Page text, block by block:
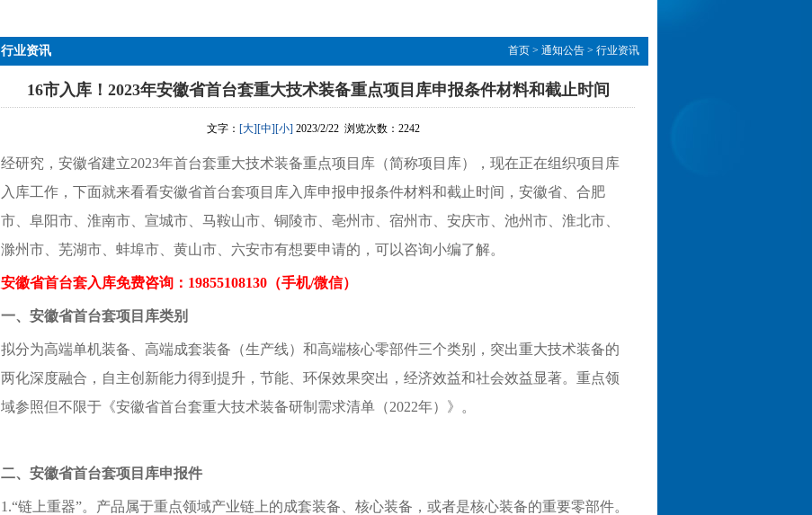
首页 > 通知公告 > 行业资讯
行业资讯
16市入库！2023年安徽省首台套重大技术装备重点项目库申报条件材料和截止时间
文字： [大][中][小] 2023/2/22 浏览次数：2242
经研究， 安徽省建立2023年首台套重大技术装备重点项目库（简称项目库）， 现在正在组织项目库
入库工作，下面就来看看安徽省首台套项目库入库申报申报条件材料和截止时间， 安徽省、 合肥
市、阜阳市、淮南市、宣城市、马鞍山市、铜陵市、亳州市、宿州市、安庆市、池州市、淮北市、
滁州市、芜湖市、蚌埠市、黄山市、六安市有想要申请的，可以咨询小编了解。
安徽省首台套入库免费咨询： 19855108130（手机/微信）
一、 安徽省首台套项目库类别
拟分为高端单机装备、高端成套装备（生产线）和高端核心零部件三个类别，突出重大技术装备的
两化深度融合，自主创新能力得到提升，节能、环保效果突出，经济效益和社会效益显著。重点领
域参照但不限于《安徽省首台套重大技术装备研制需求清单（2022年）》。
二、 安徽省首台套项目库申报件
1.“链上重器”。产品属于重点领域产业链上的成套装备、核心装备，或者是核心装备的重要零部件。